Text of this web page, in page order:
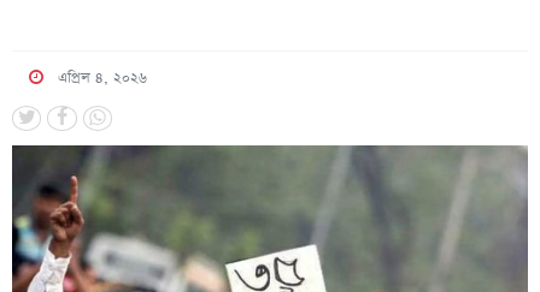
এপ্রিল ৪, ২০২৬